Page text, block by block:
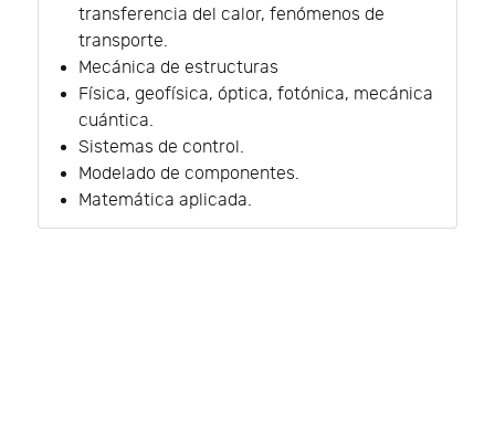
transferencia del calor, fenómenos de
transporte.
Mecánica de estructuras
Física, geofísica, óptica, fotónica, mecánica
cuántica.
Sistemas de control.
Modelado de componentes.
Matemática aplicada.